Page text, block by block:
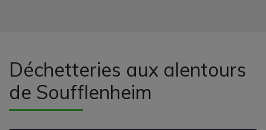
Déchetteries aux alentours
de Soufflenheim